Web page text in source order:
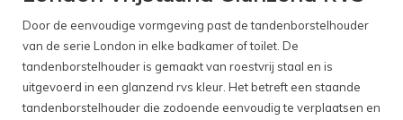
Door de eenvoudige vormgeving past de tandenborstelhouder
van de serie London in elke badkamer of toilet. De
tandenborstelhouder is gemaakt van roestvrij staal en is
uitgevoerd in een glanzend rvs kleur. Het betreft een staande
tandenborstelhouder die zodoende eenvoudig te verplaatsen en